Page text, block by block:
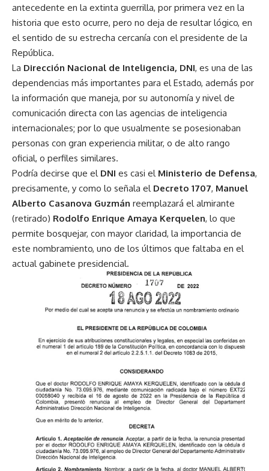
antecedente en la extinta guerrilla, por primera vez en la
historia que esto ocurre, pero no deja de resultar lógico, en
el sentido de su estrecha cercanía con el presidente de la
República.
La Dirección Nacional de Inteligencia, DNI, es una de las
dependencias más importantes para el Estado, además por
la información que maneja, por su autonomía y nivel de
comunicación directa con las agencias de inteligencia
internacionales; por lo que usualmente se posesionaban
personas con gran experiencia militar, o de alto rango
oficial, o perfiles similares.
Podría decirse que el DNI es casi el Ministerio de Defensa,
precisamente, y como lo señala el Decreto 1707, Manuel
Alberto Casanova Guzmán reemplazará el almirante
(retirado) Rodolfo Enrique Amaya Kerquelen, lo que
permite bosquejar, con mayor claridad, la importancia de
este nombramiento, uno de los últimos que faltaba en el
actual gabinete presidencial.